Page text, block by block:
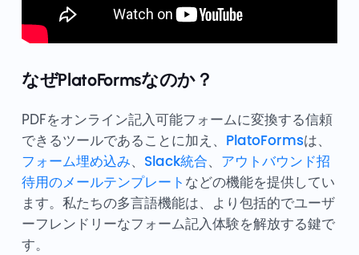
なぜPlatoFormsなのか？
PDFをオンライン記入可能フォームに変換する信頼
できるツールであることに加え、 PlatoFormsは、
フォーム埋め込み、 Slack統合、 アウトバウンド招
待用のメールテンプレート などの機能を提供してい
ます。私たちの多言語機能は、より包括的でユーザ
ーフレンドリーなフォーム記入体験を解放する鍵で
す。